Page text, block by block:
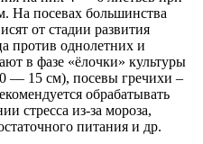
На посевах большинства
от стадии развития
против однолетних и
в фазе «ёлочки» культуры
— 15 см), посевы гречихи –
обрабатывать
стресса из-за мороза,
питания и др.